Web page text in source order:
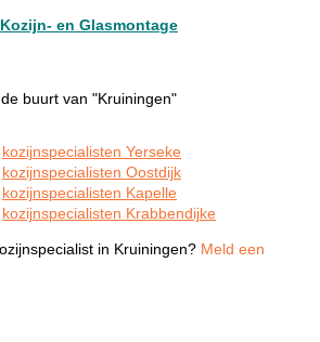
en Glasmontage
buurt van "Kruiningen"
kozijnspecialisten Yerseke
kozijnspecialisten Oostdijk
kozijnspecialisten Kapelle
kozijnspecialisten Krabbendijke
in Kruiningen? Meld een